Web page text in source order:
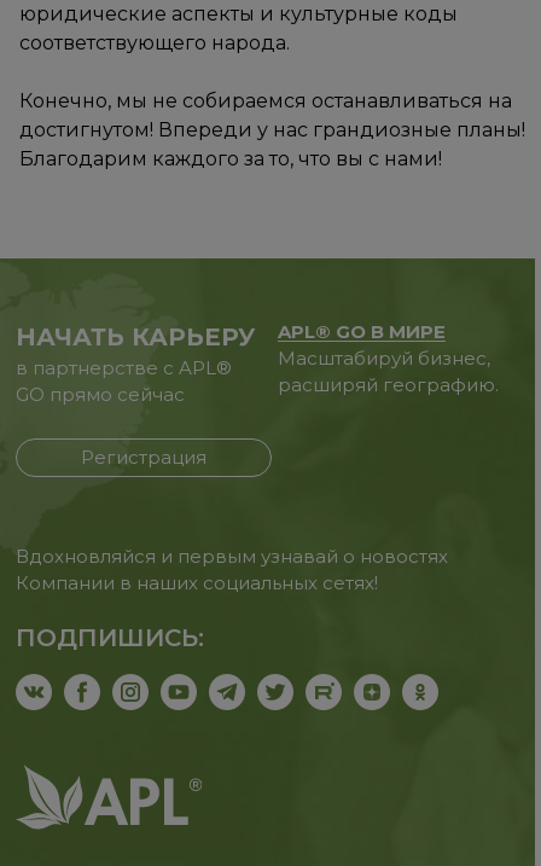
юридические аспекты и культурные коды
соответствующего народа.
Конечно, мы не собираемся останавливаться на
достигнутом! Впереди у нас грандиозные планы!
Благодарим каждого за то, что вы с нами!
НАЧАТЬ КАРЬЕРУ
в партнерстве с APL®
GO прямо сейчас
Регистрация
APL® GO В МИРЕ
Масштабируй бизнес,
расширяй географию.
Вдохновляйся и первым узнавай о новостях
Компании в наших социальных сетях!
ПОДПИШИСЬ: